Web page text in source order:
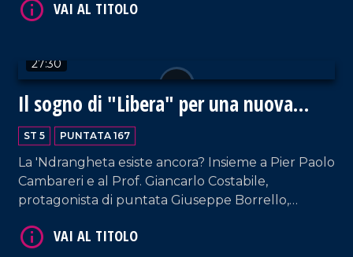
emerito di Scienza della Politica, e Marco
27:30
Il sogno di "Libera" per una nuova
Calabria
ST 5 PUNTATA 167
La 'Ndrangheta esiste ancora? Insieme a Pier Paolo
Cambareri e al Prof. Giancarlo Costabile,
protagonista di puntata Giuseppe Borrello,
provinciale durante lo scoppio dell'inchiesta
VAI AL TITOLO